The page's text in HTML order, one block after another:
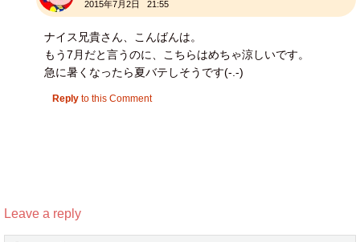
2015年7月2日 21:55
ナイス兄貴さん、こんばんは。
もう7月だと言うのに、こちらはめちゃ涼しいです。
急に暑くなったら夏バテしそうです(-.-)
Reply to this Comment
Leave a reply